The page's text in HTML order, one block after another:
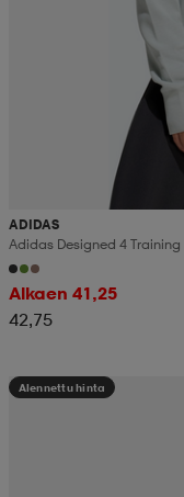
ADIDAS
Adidas Designed 4
Alkaen 41,25
42,75
Alennettu hinta